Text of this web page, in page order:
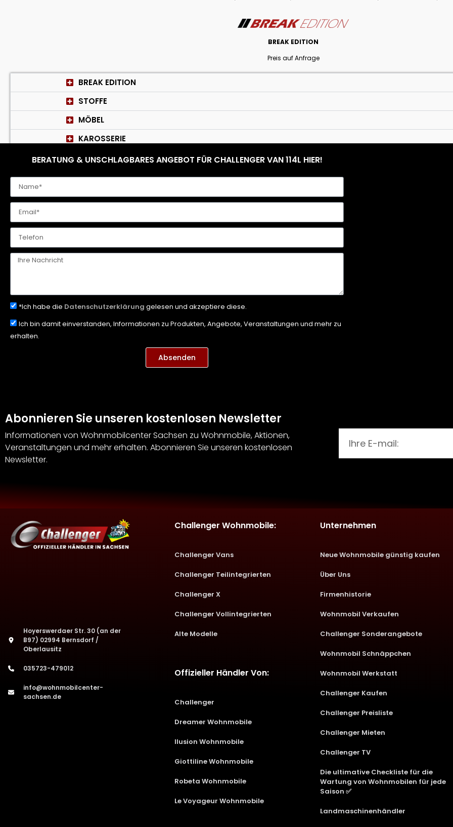
BREAK EDITION
Preis auf Anfrage
BREAK EDITION
STOFFE
MÖBEL
KAROSSERIE
BERATUNG & UNSCHLAGBARES ANGEBOT FÜR CHALLENGER VAN 114L HIER!
*Ich habe die Datenschutzerklärung gelesen und akzeptiere diese.
Ich bin damit einverstanden, Informationen zu Produkten, Angebote, Veranstaltungen und mehr zu
erhalten.
Absenden
Abonnieren Sie unseren kostenlosen Newsletter
Informationen von Wohnmobilcenter Sachsen zu Wohnmobile, Aktionen,
Veranstaltungen und mehr erhalten. Abonnieren Sie unseren kostenlosen
Newsletter.
Hoyerswerdaer Str. 30 (an der
B97) 02994 Bernsdorf /
Oberlausitz
035723-479012
info@wohnmobilcenter-
sachsen.de
Challenger Wohnmobile:
Challenger Vans
Challenger Teilintegrierten
Challenger X
Challenger Vollintegrierten
Alte Modelle
Offizieller Händler Von:
Challenger
Dreamer Wohnmobile
Ilusion Wohnmobile
Giottiline Wohnmobile
Robeta Wohnmobile
Le Voyageur Wohnmobile
Unternehmen
Neue Wohnmobile günstig kaufen
Über Uns
Firmenhistorie
Wohnmobil Verkaufen
Challenger Sonderangebote
Wohnmobil Schnäppchen
Wohnmobil Werkstatt
Challenger Kaufen
Challenger Preisliste
Challenger Mieten
Challenger TV
Die ultimative Checkliste für die
Wartung von Wohnmobilen für jede
Saison ✅
Landmaschinenhändler